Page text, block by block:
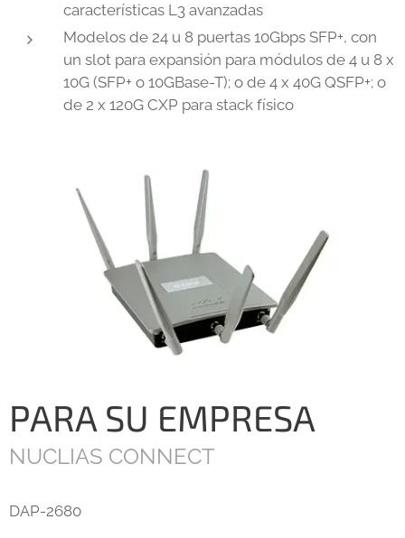
características L3 avanzadas
Modelos de 24 u 8 puertas 10Gbps SFP+, con
un slot para expansión para módulos de 4 u 8 x
10G (SFP+ o 10GBase-T); o de 4 x 40G QSFP+; o
de 2 x 120G CXP para stack físico
PARA SU EMPRESA
NUCLIAS CONNECT
DAP-2680